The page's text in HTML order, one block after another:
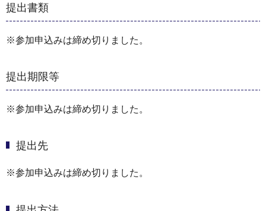
提出書類
※参加申込みは締め切りました。
提出期限等
※参加申込みは締め切りました。
提出先
※参加申込みは締め切りました。